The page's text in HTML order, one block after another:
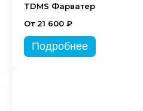
TDMS Фарватер
От 21 600 ₽
Подробнее